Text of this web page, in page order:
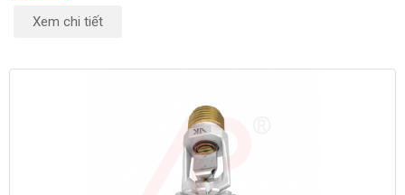
Xem chi tiết